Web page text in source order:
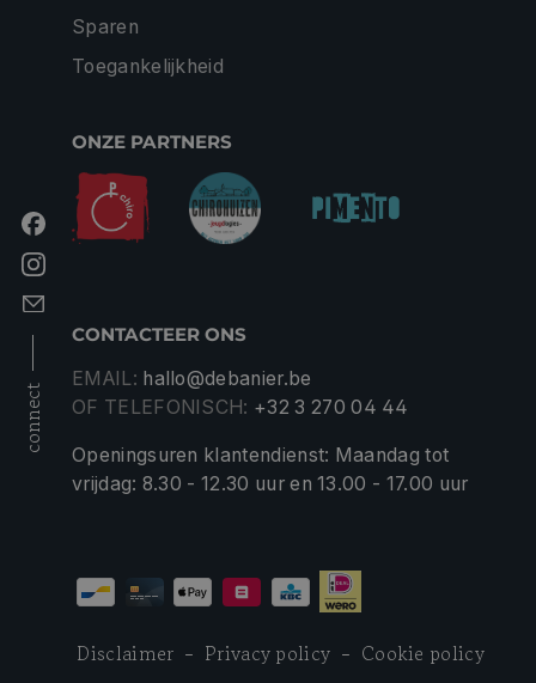
connect
Sparen
Toegankelijkheid
ONZE PARTNERS
CONTACTEER ONS
EMAIL: hallo@debanier.be
OF TELEFONISCH: +32 3 270 04 44
Openingsuren klantendienst: Maandag tot
vrijdag: 8.30 - 12.30 uur en 13.00 - 17.00 uur
Disclaimer Privacy policy Cookie policy